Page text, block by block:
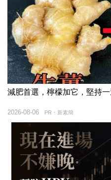
減肥首選，檸檬加它，堅持
PR・新素簡
2026-08-06